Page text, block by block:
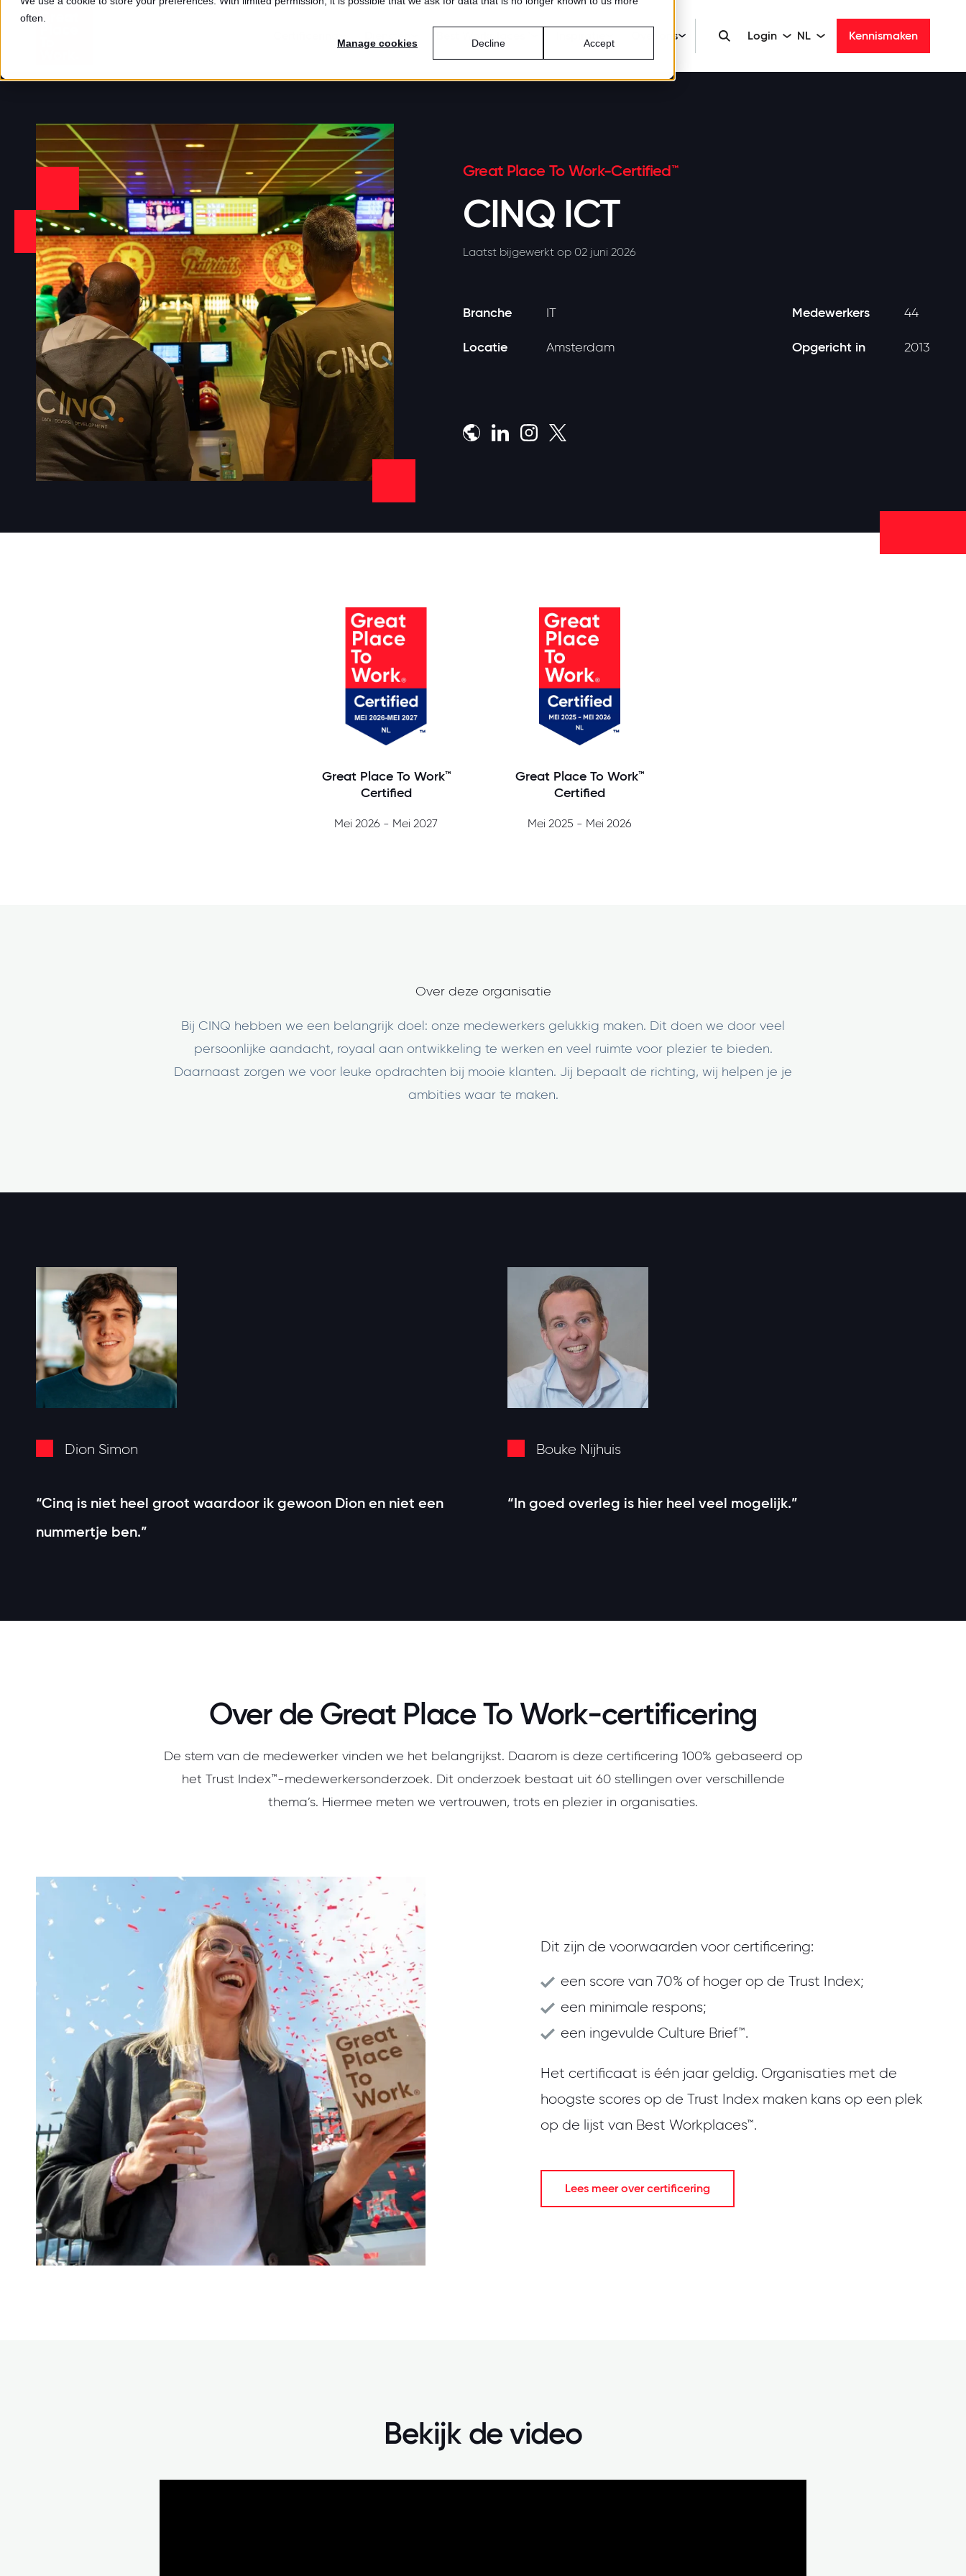
often.
Manage cookies Accept
Decline
Over ons Login NL Kennismaken
Great Place To Work-Certified™
CINQ ICT
Laatst bijgewerkt op 02 juni 2026
Branche
Locatie
IT
Amsterdam
Medewerkers
Opgericht in
44
2013
Great Place To Work™
Certified
Mei 2026 - Mei 2027
Great Place To Work™
Certified
Mei 2025 - Mei 2026
Over deze organisatie
Bij CINQ hebben we een belangrijk doel: onze medewerkers gelukkig maken. Dit doen we door veel
persoonlijke aandacht, royaal aan ontwikkeling te werken en veel ruimte voor plezier te bieden.
Daarnaast zorgen we voor leuke opdrachten bij mooie klanten. Jij bepaalt de richting, wij helpen je je
ambities waar te maken.
Dion Simon
“Cinq is niet heel groot waardoor ik gewoon Dion en niet een
nummertje ben.”
Bouke Nijhuis
“In goed overleg is hier heel veel mogelijk.”
Over de Great Place To Work-certificering
De stem van de medewerker vinden we het belangrijkst. Daarom is deze certificering 100% gebaseerd op
het Trust Index™-medewerkersonderzoek. Dit onderzoek bestaat uit 60 stellingen over verschillende
thema’s. Hiermee meten we vertrouwen, trots en plezier in organisaties.
Dit zijn de voorwaarden voor certificering:
een score van 70% of hoger op de Trust Index;
een minimale respons;
een ingevulde Culture Brief™.
Het certificaat is één jaar geldig. Organisaties met de
hoogste scores op de Trust Index maken kans op een plek
op de lijst van Best Workplaces™.
Lees meer over certificering
Bekijk de video